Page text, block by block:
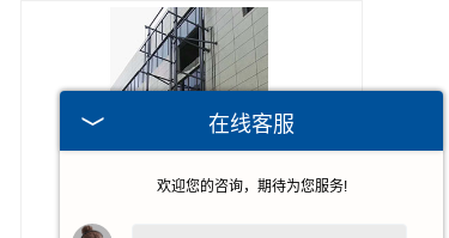
在线客服
欢迎您的咨询，期待为您服务!